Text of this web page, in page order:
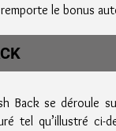
le bonus
Back se déroule
tel qu’illustré ci-